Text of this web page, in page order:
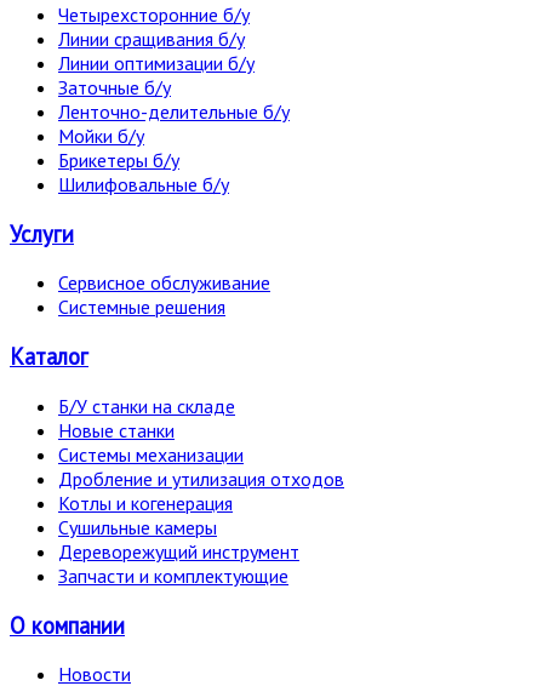
Четырехсторонние б/у
Линии сращивания б/у
Линии оптимизации б/у
Заточные б/у
Ленточно-делительные б/у
Мойки б/у
Брикетеры б/у
Шилифовальные б/у
Услуги
Сервисное обслуживание
Системные решения
Каталог
Б/У станки на складе
Новые станки
Системы механизации
Дробление и утилизация отходов
Котлы и когенерация
Сушильные камеры
Дереворежущий инструмент
Запчасти и комплектующие
О компании
Новости